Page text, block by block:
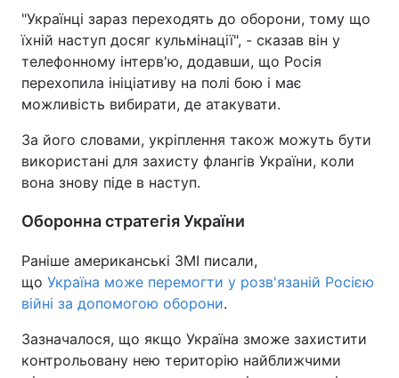
"Українці зараз переходять до оборони, тому що
їхній наступ досяг кульмінації", - сказав він у
телефонному інтерв'ю, додавши, що Росія
перехопила ініціативу на полі бою і має
можливість вибирати, де атакувати.
За його словами, укріплення також можуть бути
використані для захисту флангів України, коли
вона знову піде в наступ.
Оборонна стратегія України
Раніше американські ЗМІ писали,
що Україна може перемогти у розв'язаній Росією
війні за допомогою оборони.
Зазначалося, що якщо Україна зможе захистити
контрольовану нею територію найближчими